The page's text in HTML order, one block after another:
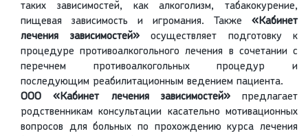
таких зависимостей, как алкоголизм, табакокурение,
пищевая зависимость и игромания. Также «Кабинет
лечения зависимостей» осуществляет подготовку к
процедуре противоалкогольного лечения в сочетании с
перечнем противоалкогольных процедур и
последующим реабилитационным ведением пациента.
ООО «Кабинет лечения зависимостей»предлагает
родственникам консультации касательно мотивационных
вопросов для больных по прохождению курса лечения